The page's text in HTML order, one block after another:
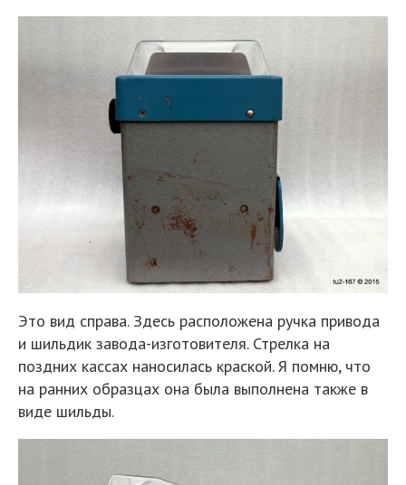
Это вид справа. Здесь расположена ручка привода
и шильдик завода-изготовителя. Стрелка на
поздних кассах наносилась краской. Я помню, что
на ранних образцах она была выполнена также в
виде шильды.